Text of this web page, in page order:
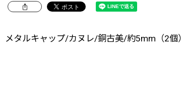
メタルキャップ/カヌレ/銅古美/約5mm（2個）